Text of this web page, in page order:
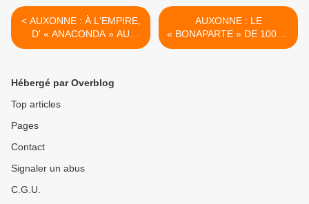
< AUXONNE : À L'EMPIRE,
D' « ANACONDA » AU
GRAND TÉTRA - du 29
AUXONNE : LE
« BONAPARTE » DE 100NF
CRÈVE L'ÉCRAN- du 04
Hébergé par Overblog
Top articles
Pages
Contact
Signaler un abus
C.G.U.